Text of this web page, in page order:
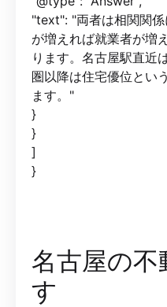
"text": "両者は相関関
が増えれば就業者が増
ります。名古屋駅直近
圏以降は住宅優位とい
ます。"
}
}
]
}
名古屋の不
す